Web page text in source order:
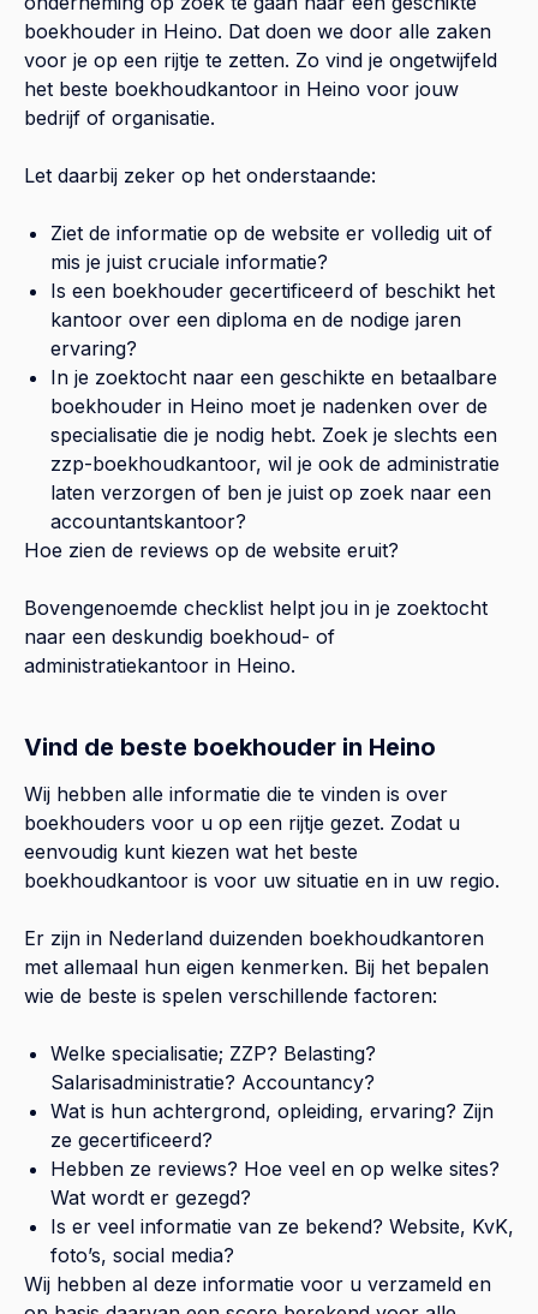
boekhouder in Heino. Dat doen we door alle zaken
voor je op een rijtje te zetten. Zo vind je ongetwijfeld
het beste boekhoudkantoor in Heino voor jouw
bedrijf of organisatie.
Let daarbij zeker op het onderstaande:
Ziet de informatie op de website er volledig uit of
mis je juist cruciale informatie?
Is een boekhouder gecertificeerd of beschikt het
kantoor over een diploma en de nodige jaren
ervaring?
In je zoektocht naar een geschikte en betaalbare
boekhouder in Heino moet je nadenken over de
specialisatie die je nodig hebt. Zoek je slechts een
zzp-boekhoudkantoor, wil je ook de administratie
laten verzorgen of ben je juist op zoek naar een
accountantskantoor?
Hoe zien de reviews op de website eruit?
Bovengenoemde checklist helpt jou in je zoektocht
naar een deskundig boekhoud- of
administratiekantoor in Heino.
Vind de beste boekhouder in Heino
Wij hebben alle informatie die te vinden is over
boekhouders voor u op een rijtje gezet. Zodat u
eenvoudig kunt kiezen wat het beste
boekhoudkantoor is voor uw situatie en in uw regio.
Er zijn in Nederland duizenden boekhoudkantoren
met allemaal hun eigen kenmerken. Bij het bepalen
wie de beste is spelen verschillende factoren:
Welke specialisatie; ZZP? Belasting?
Salarisadministratie? Accountancy?
Wat is hun achtergrond, opleiding, ervaring? Zijn
ze gecertificeerd?
Hebben ze reviews? Hoe veel en op welke sites?
Wat wordt er gezegd?
Is er veel informatie van ze bekend? Website, KvK,
foto’s, social media?
Wij hebben al deze informatie voor u verzameld en